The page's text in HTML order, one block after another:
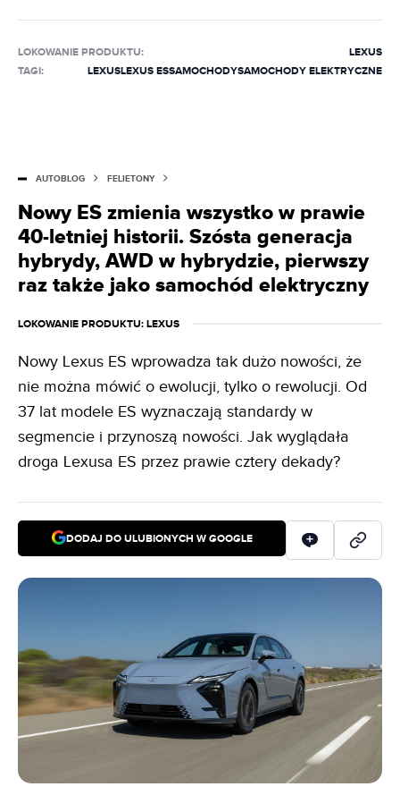
październiku 2020 r. Specjalizuje się w zdjęciach
szpiegowskich, wizualizacjach, modelach marki BMW
na dowolny temat. Jeździ ostatnim klasycznym BMW, ale
LOKOWANIE PRODUKTU:
LEXUS
TAGI:
LEXUSLEXUS ESSAMOCHODYSAMOCHODY ELEKTRYCZNE
AUTOBLOG FELIETONY
Nowy ES zmienia wszystko w prawie
40-letniej historii. Szósta generacja
hybrydy, AWD w hybrydzie, pierwszy
raz także jako samochód elektryczny
LOKOWANIE PRODUKTU: LEXUS
Nowy Lexus ES wprowadza tak dużo nowości, że
nie można mówić o ewolucji, tylko o rewolucji. Od
37 lat modele ES wyznaczają standardy w
segmencie i przynoszą nowości. Jak wyglądała
droga Lexusa ES przez prawie cztery dekady?
DODAJ DO ULUBIONYCH W GOOGLE